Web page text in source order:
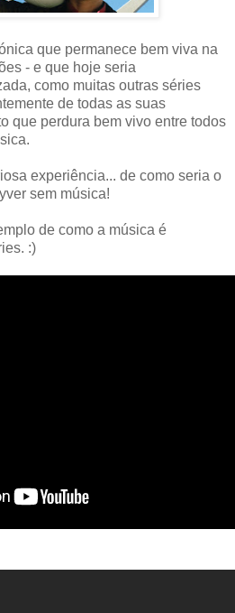
que permanece bem viva na
- e que hoje seria
como muitas outras séries
de todas as suas
que perdura bem vivo entre todos
experiência... de como seria o
sem música!
de como a música é
:)